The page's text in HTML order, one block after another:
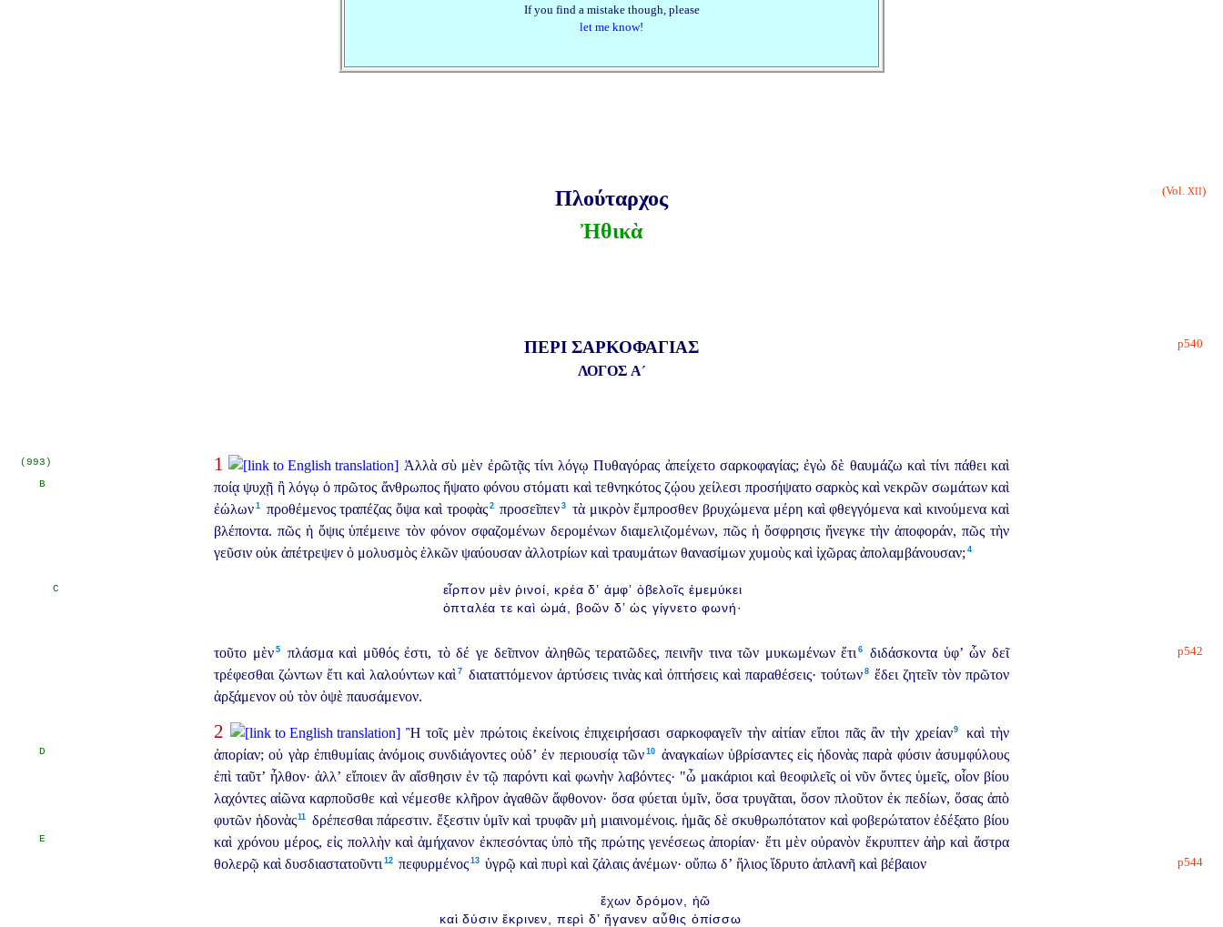
If you find a mistake though, please
let me know!
(Vol. XII)
Πλούταρχος
Ἠθικὰ
p540
ΠΕΡΙ ΣΑΡΚΟΦΑΓΙΑΣ
ΛΟΓΟΣ Α´
(993) 1
Ἀλλὰ σὺ μὲν ἐρῶτᾷς τίνι λόγῳ Πυθαγόρας ἀπείχετο σαρκοφαγίας; ἐγὼ δὲ θαυμάζω καὶ τίνι πάθει καὶ
ποίᾳ ψυχῇ ἢ λόγῳ
B
ὁ πρῶτος ἄνθρωπος ἥψατο φόνου στόματι καὶ τεθνηκότος ζῴου χείλεσι προσήψατο σαρκὸς καὶ νεκρῶν σωμάτων καὶ
ἐώλων⁠ 1 προθέμενος τραπέζας ὄψα καὶ τροφὰς⁠ 2 προσεῖπεν⁠ 3
τὰ μικρὸν ἔμπροσθεν βρυχώμενα μέρη καὶ φθεγγόμενα καὶ κινούμενα καὶ
βλέποντα. πῶς ἡ ὄψις ὑπέμεινε τὸν φόνον σφαζομένων δερομένων διαμελιζομένων, πῶς ἡ ὄσφρησις ἤνεγκε τὴν ἀποφοράν, πῶς τὴν
γεῦσιν οὐκ ἀπέτρεψεν ὁ μολυσμὸς ἑλκῶν ψαύουσαν ἀλλοτρίων καὶ τραυμάτων θανασίμων χυμοὺς καὶ ἰχῶρας ἀπολαμβάνουσαν; 4
C
εἷρπον μὲν ῥινοί, κρέα δ’ ἀμφ’ ὀβελοῖς ἐμεμύκει
ὀπταλέα τε καὶ ὠμά, βοῶν δ’ ὡς γίγνετο φωνή·
τοῦτο μὲν⁠ 5 πλάσμα καὶ μῦθός ἐστι, τὸ δέ γε δεῖπνον ἀληθῶς τερατῶδες, πεινῆν τινα τῶν μυκωμένων p542
ἔτι⁠ 6
διδάσκοντα ὑφ’ ὧν δεῖ
τρέφεσθαι ζώντων ἔτι καὶ λαλούντων καὶ⁠ 7 διαταττόμενον ἀρτύσεις τινὰς καὶ ὀπτήσεις καὶ παραθέσεις· τούτων⁠ 8
ἔδει ζητεῖν τὸν πρῶτον
ἀρξάμενον οὐ τὸν ὀψὲ παυσάμενον.
2 Ἢ τοῖς μὲν πρώτοις ἐκείνοις ἐπιχειρήσασι σαρκοφαγεῖν τὴν αἰτίαν εἴποι πᾶς ἂν τὴν χρείαν⁠9
καὶ τὴν
ἀπορίαν; οὐ γὰρ ἐπιθυμίαις ἀνόμοις συνδιάγοντες
D οὐδ’ ἐν περιουσίᾳ τῶν⁠ 10
ἀναγκαίων ὑβρίσαντες εἰς ἡδονὰς παρὰ φύσιν ἀσυμφύλους
ἐπὶ ταῦτ’ ἦλθον· ἀλλ’ εἴποιεν ἂν αἴσθησιν ἐν τῷ παρόντι καὶ φωνὴν λαβόντες· "ὦ μακάριοι καὶ θεοφιλεῖς οἱ νῦν ὄντες ὑμεῖς, οἷον βίου
λαχόντες αἰῶνα καρποῦσθε καὶ νέμεσθε κλῆρον ἀγαθῶν ἄφθονον· ὅσα φύεται ὑμῖν, ὅσα τρυγᾶται, ὅσον πλοῦτον ἐκ πεδίων, ὅσας ἀπὸ
φυτῶν ἡδονὰς⁠11
δρέπεσθαι πάρεστιν. ἔξεστιν ὑμῖν καὶ τρυφᾶν μὴ μιαινομένοις. ἡμᾶς δὲ σκυθρωπότατον καὶ φοβερώτατον ἐδέξατο βίου
καὶ χρόνου μέρος, εἰς πολλὴν καὶ ἀμήχανον ἐκπεσόντας ὑπὸ τῆς πρώτης γενέσεως ἀπορίαν· ἔτι μὲν οὐρανὸν ἔκρυπτεν ἀὴρ καὶ ἄστρα
E
θολερῷ καὶ δυσδιαστατοῦντι⁠ 12 πεφυρμένος⁠ 13 ὑγρῷ καὶ πυρὶ καὶ ζάλαις ἀνέμων· p544
οὔπω δ’ ἥλιος ἵδρυτο ἀπλανῆ καὶ βέβαιον
ἔχων δρόμον, ἠῶ
καὶ δύσιν ἔκρινεν, περὶ δ’ ἤγανεν αὖθις ὀπίσσω